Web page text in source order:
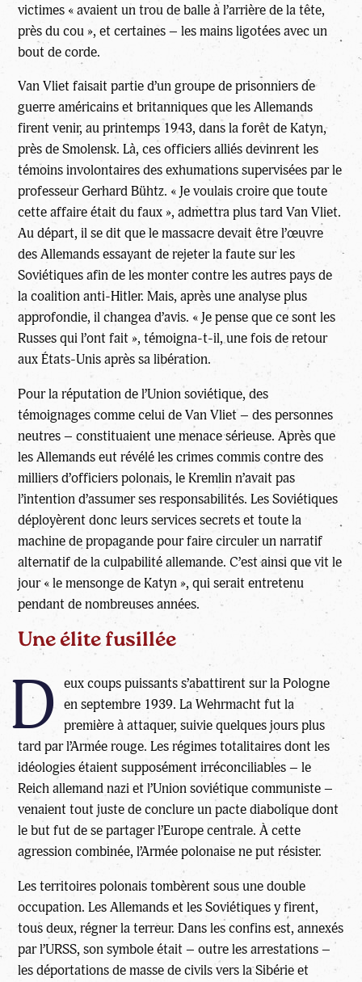
victimes « avaient un trou de balle à l’arrière de la tête,
près du cou », et certaines – les mains ligotées avec un
bout de corde.
Van Vliet faisait partie d’un groupe de prisonniers de
guerre américains et britanniques que les Allemands
firent venir, au printemps 1943, dans la forêt de Katyn,
près de Smolensk. Là, ces officiers alliés devinrent les
témoins involontaires des exhumations supervisées par le
professeur Gerhard Bühtz. « Je voulais croire que toute
cette affaire était du faux », admettra plus tard Van Vliet.
Au départ, il se dit que le massacre devait être l’œuvre
des Allemands essayant de rejeter la faute sur les
Soviétiques afin de les monter contre les autres pays de
la coalition anti-Hitler. Mais, après une analyse plus
approfondie, il changea d’avis. « Je pense que ce sont les
Russes qui l’ont fait », témoigna-t-il, une fois de retour
aux États-Unis après sa libération.
Pour la réputation de l’Union soviétique, des
témoignages comme celui de Van Vliet – des personnes
neutres – constituaient une menace sérieuse. Après que
les Allemands eut révélé les crimes commis contre des
milliers d’officiers polonais, le Kremlin n’avait pas
l’intention d’assumer ses responsabilités. Les Soviétiques
déployèrent donc leurs services secrets et toute la
machine de propagande pour faire circuler un narratif
alternatif de la culpabilité allemande. C’est ainsi que vit le
jour « le mensonge de Katyn », qui serait entretenu
pendant de nombreuses années.
Une élite fusillée
D
eux coups puissants s’abattirent sur la Pologne
en septembre 1939. La Wehrmacht fut la
première à attaquer, suivie quelques jours plus
tard par l’Armée rouge. Les régimes totalitaires dont les
idéologies étaient supposément irréconciliables – le
Reich allemand nazi et l’Union soviétique communiste –
venaient tout juste de conclure un pacte diabolique dont
le but fut de se partager l’Europe centrale. À cette
agression combinée, l’Armée polonaise ne put résister.
Les territoires polonais tombèrent sous une double
occupation. Les Allemands et les Soviétiques y firent,
tous deux, régner la terreur. Dans les confins est, annexés
par l’URSS, son symbole était – outre les arrestations –
les déportations de masse de civils vers la Sibérie et